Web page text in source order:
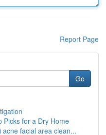
Report Page
Go
Picks for a Dry Home
facial area clean...